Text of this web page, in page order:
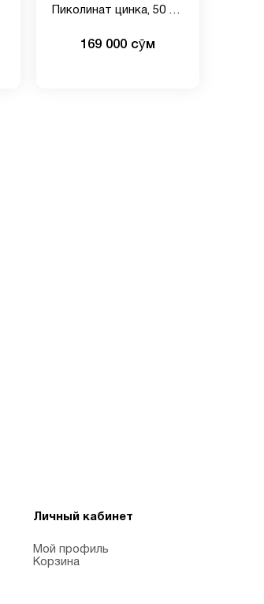
Пиколинат цинка, 50 мг,
капсул169 000 сӯм
Личный кабинет
Мой профиль
Корзина